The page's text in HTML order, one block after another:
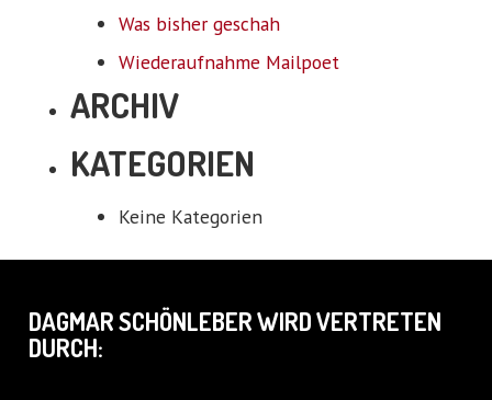
Was bisher geschah
Wiederaufnahme Mailpoet
ARCHIV
KATEGORIEN
Keine Kategorien
DAGMAR SCHÖNLEBER WIRD VERTRETEN
DURCH: